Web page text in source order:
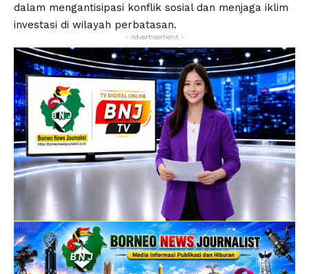
dalam mengantisipasi konflik sosial dan menjaga iklim
investasi di wilayah perbatasan.
- Advertisement -